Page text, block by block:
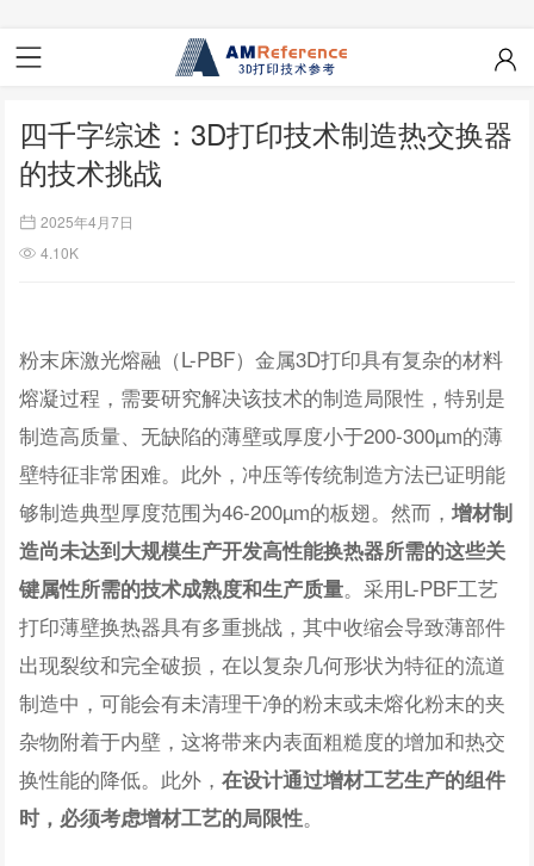
四千字综述：3D打印技术制造热交换器
的技术挑战
2025年4月7日
4.10K
粉末床激光熔融（L-PBF）金属3D打印具有复杂的材料
熔凝过程，需要研究解决该技术的制造局限性，特别是
制造高质量、无缺陷的薄壁或厚度小于200-300µm的薄
壁特征非常困难。此外，冲压等传统制造方法已证明能
够制造典型厚度范围为46-200µm的板翅。然而，增材制
造尚未达到大规模生产开发高性能换热器所需的这些关
键属性所需的技术成熟度和生产质量。采用L-PBF工艺
打印薄壁换热器具有多重挑战，其中收缩会导致薄部件
出现裂纹和完全破损，在以复杂几何形状为特征的流道
制造中，可能会有未清理干净的粉末或未熔化粉末的夹
杂物附着于内壁，这将带来内表面粗糙度的增加和热交
换性能的降低。此外，在设计通过增材工艺生产的组件
时，必须考虑增材工艺的局限性。